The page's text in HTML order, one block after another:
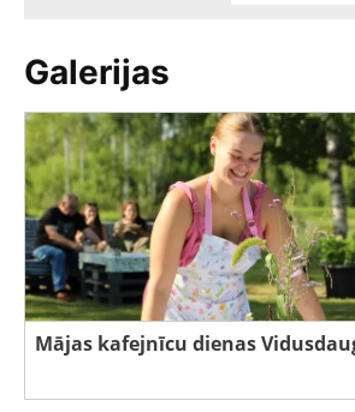
Galerijas
Mājas kafejnīcu dienas